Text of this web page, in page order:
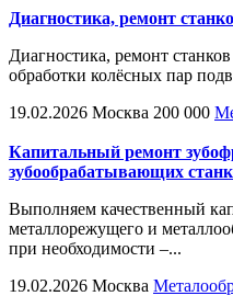
Диагностика, ремонт
Диагностика, ремонт
обработки колёсных пар
19.02.2026 Москва 200 000
Капитальный ремонт
зубообрабатывающих
Выполняем качественный
металлорежущего и
при необходимости –...
19.02.2026 Москва